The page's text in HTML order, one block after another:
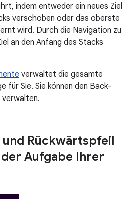
indem entweder ein neues Ziel
verschoben oder das oberste
wird. Durch die Navigation zu
an den Anfang des Stacks
verwaltet die gesamte
für Sie. Sie können den Back-
verwalten.
Rückwärtspfeil
Aufgabe Ihrer